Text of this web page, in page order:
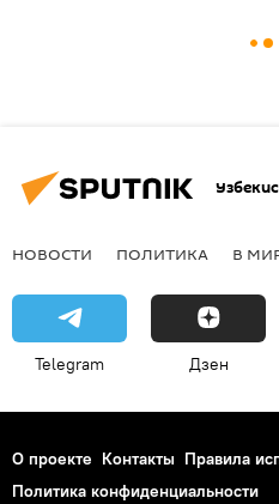
НОВОСТИ ПОЛИТИКА В
Telegram Дзен
О проекте Контакты Правила
Политика конфиденциальности